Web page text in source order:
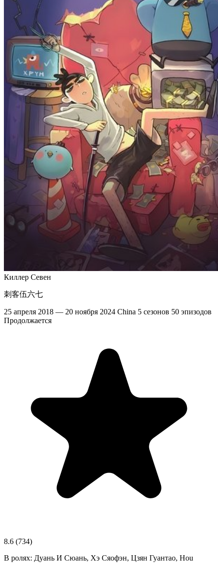
Киллер Севен
刺客伍六七
25 апреля 2018 — 20 ноября 2024 China 5 сезонов 50 эпизодов
Продолжается
8.6 (734)
В ролях: Дуань И Сюань, Хэ Сяофэн, Цзян Гуантао, Hou